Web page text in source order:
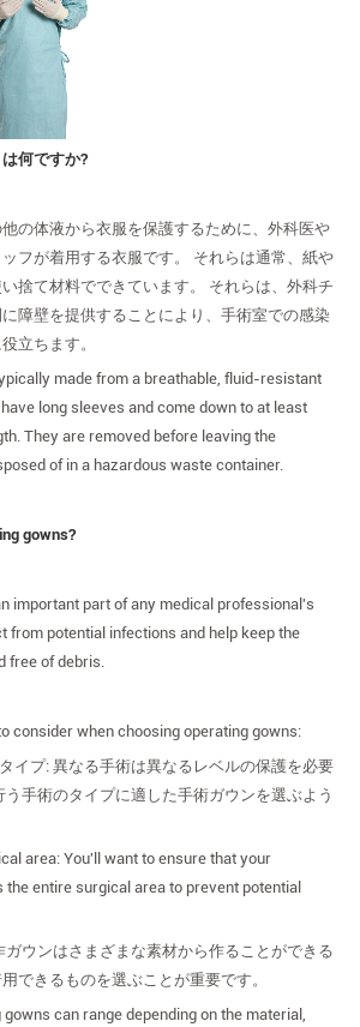
何ですか?
の体液から衣服を保護するために、外科医や
フが着用する衣服です。 それらは通常、紙や
捨て材料でできています。 それらは、外科チ
障壁を提供することにより、手術室での感染
立ちます。
made from a breathable, fluid-resistant
long sleeves and come down to at least
They are removed before leaving the
of in a hazardous waste container.
gowns?
important part of any medical professional's
from potential infections and help keep the
free of debris.
consider when choosing operating gowns:
イプ: 異なる手術は異なるレベルの保護を必要
う手術のタイプに適した手術ガウンを選ぶよう
area: You'll want to ensure that your
entire surgical area to prevent potential
ガウンはさまざまな素材から作ることができる
できるものを選ぶことが重要です。
can range depending on the material,